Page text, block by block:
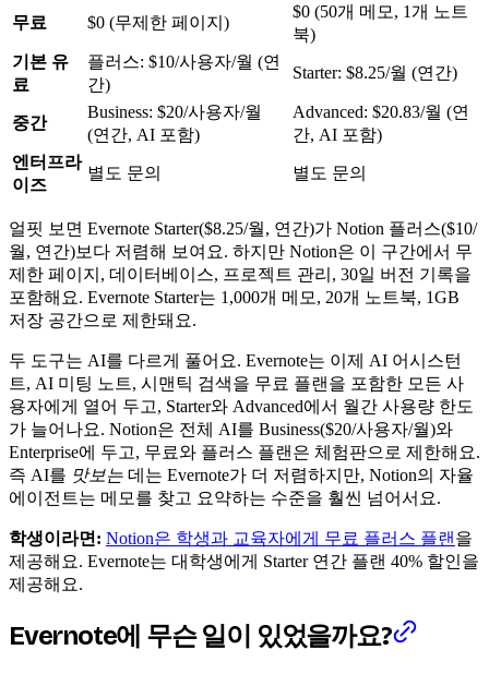
무료 $0 (무제한 페이지)
$0 (50개 메모, 1개 노트
북)
기본 유
료
플러스: $10/사용자/월 (연
간)
Starter: $8.25/월 (연간)
중간
Business: $20/사용자/월
(연간, AI 포함)
Advanced: $20.83/월 (연
간, AI 포함)
엔터프라
이즈
별도 문의 별도 문의
얼핏 보면 Evernote Starter($8.25/월, 연간)가 Notion 플러스($10/
월, 연간)보다 저렴해 보여요. 하지만 Notion은 이 구간에서 무
제한 페이지, 데이터베이스, 프로젝트 관리, 30일 버전 기록을
포함해요. Evernote Starter는 1,000개 메모, 20개 노트북, 1GB
저장 공간으로 제한돼요.
두 도구는 AI를 다르게 풀어요. Evernote는 이제 AI 어시스턴
트, AI 미팅 노트, 시맨틱 검색을 무료 플랜을 포함한 모든 사
용자에게 열어 두고, Starter와 Advanced에서 월간 사용량 한도
가 늘어나요. Notion은 전체 AI를 Business($20/사용자/월)와
Enterprise에 두고, 무료와 플러스 플랜은 체험판으로 제한해요.
즉 AI를 맛보는 데는 Evernote가 더 저렴하지만, Notion의 자율
에이전트는 메모를 찾고 요약하는 수준을 훨씬 넘어서요.
학생이라면: Notion은 학생과 교육자에게 무료 플러스 플랜 을
제공해요. Evernote는 대학생에게 Starter 연간 플랜 40% 할인을
제공해요.
Evernote에 무슨 일이 있었을까요?